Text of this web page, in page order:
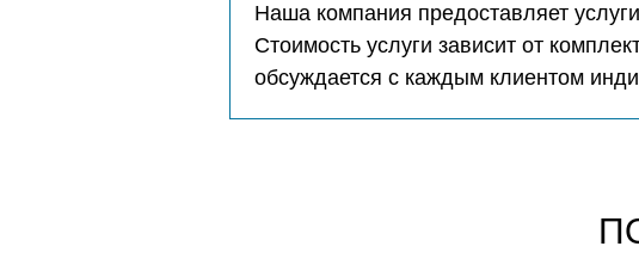
Наша компания предоставляет
Стоимость услуги зависит от
обсуждается с каждым клиентом